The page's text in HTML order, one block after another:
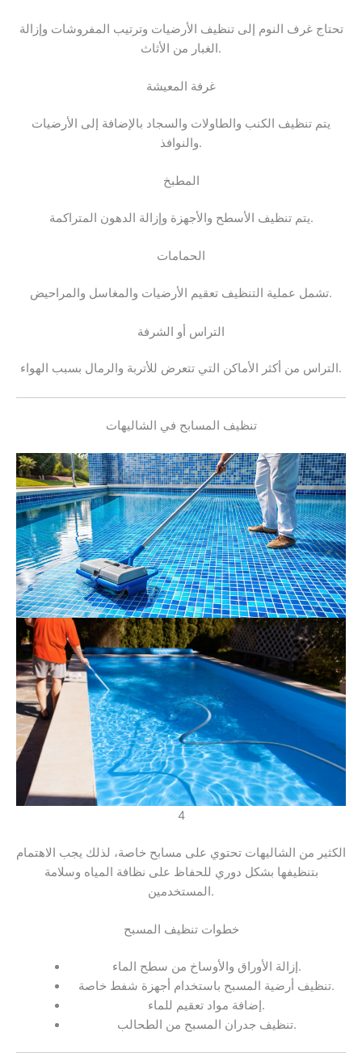
تحتاج غرف النوم إلى تنظيف الأرضيات وترتيب المفروشات وإزالة
الغبار من الأثاث.
غرفة المعيشة
يتم تنظيف الكنب والطاولات والسجاد بالإضافة إلى الأرضيات
والنوافذ.
المطبخ
يتم تنظيف الأسطح والأجهزة وإزالة الدهون المتراكمة.
الحمامات
تشمل عملية التنظيف تعقيم الأرضيات والمغاسل والمراحيض.
التراس أو الشرفة
التراس من أكثر الأماكن التي تتعرض للأتربة والرمال بسبب الهواء.
تنظيف المسابح في الشاليهات
4
الكثير من الشاليهات تحتوي على مسابح خاصة، لذلك يجب الاهتمام
بتنظيفها بشكل دوري للحفاظ على نظافة المياه وسلامة
المستخدمين.
خطوات تنظيف المسبح
إزالة الأوراق والأوساخ من سطح الماء.
تنظيف أرضية المسبح باستخدام أجهزة شفط خاصة.
إضافة مواد تعقيم للماء.
تنظيف جدران المسبح من الطحالب.